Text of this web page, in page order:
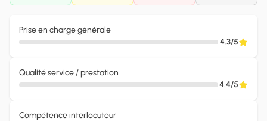
Prise en charge générale
4.3/5
Qualité service / prestation
4.4/5
Compétence interlocuteur